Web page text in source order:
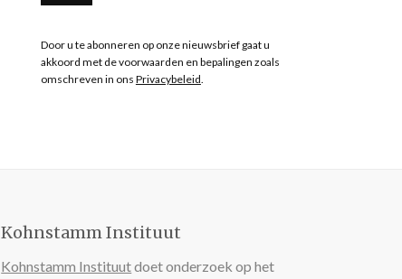
Door u te abonneren op onze nieuwsbrief gaat u
akkoord met de voorwaarden en bepalingen zoals
omschreven in ons Privacybeleid
Kohnstamm Instituut
Kohnstamm Instituutdoet onderzoek op het